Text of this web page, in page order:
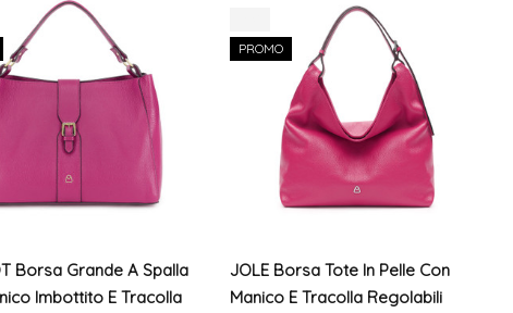
Borsa Grande A Spalla
Imbottito E Tracolla
PROMO
JOLE Borsa Tote In Pelle Con
Manico E Tracolla Regolabili